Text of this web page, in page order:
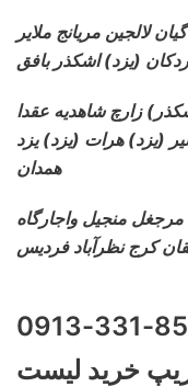
لالجین مریانج ملایر
(یزد) اشکذر بافق
زارچشاهدیه عقدا
(یزد) هرات (یزد) یزد
همدان
مرجغل منجیل واجارگاه
کرج نظرآباد فردیس
فروش نوار تیپ تهران 8595-331-0913
خرید لیست